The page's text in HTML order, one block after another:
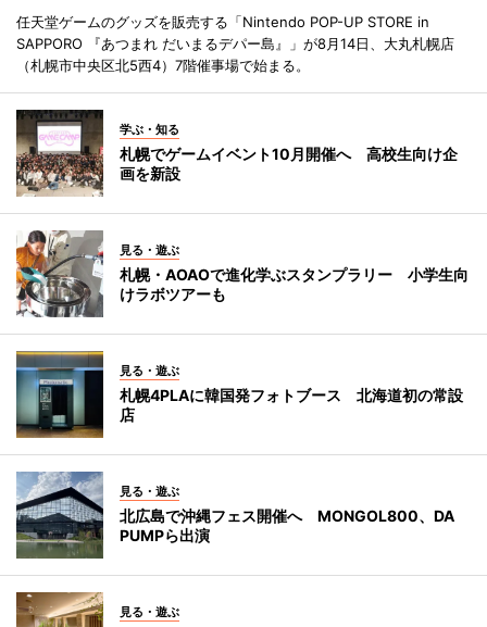
任天堂ゲームのグッズを販売する「Nintendo POP-UP STORE in
SAPPORO 『あつまれ だいまるデパー島』」が8月14日、大丸札幌店
（札幌市中央区北5西4）7階催事場で始まる。
学ぶ・知る
札幌でゲームイベント10月開催へ 高校生向け企
画を新設
見る・遊ぶ
札幌・AOAOで進化学ぶスタンプラリー 小学生向
けラボツアーも
見る・遊ぶ
札幌4PLAに韓国発フォトブース 北海道初の常設
店
見る・遊ぶ
北広島で沖縄フェス開催へ MONGOL800、DA
PUMPら出演
見る・遊ぶ